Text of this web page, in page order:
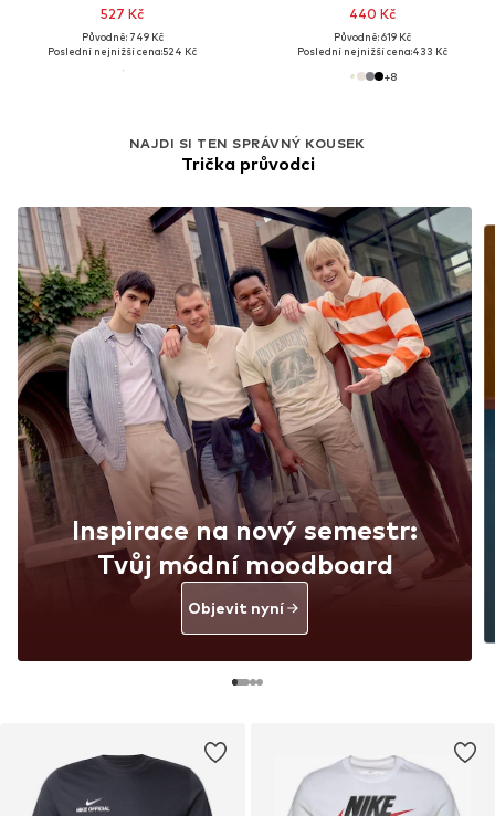
527 Kč
Původně: 749 Kč
Poslední nejnižší cena:524 Kč
440 Kč
Původně: 619 Kč
Poslední nejnižší cena:433 Kč
+8
NAJDI SI TEN SPRÁVNÝ KOUSEK
Trička průvodci
Inspirace na nový semestr:
Tvůj módní moodboard
Objevit nyní